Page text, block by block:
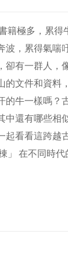
籍極多，累得
波，累得氣喘
卻有一群人，
的文件和資料
的牛一樣嗎？
中還有哪些相
起看看這跨越
」 在不同時代